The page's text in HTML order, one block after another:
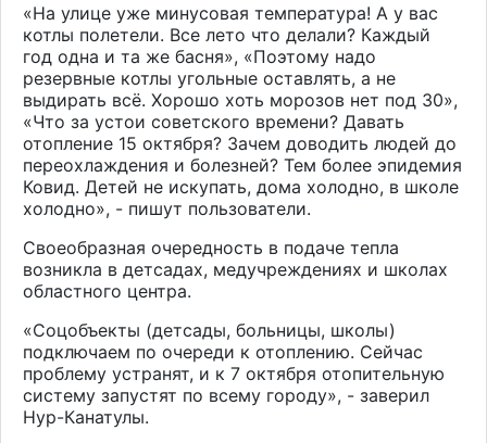
«На улице уже минусовая температура! А у вас
котлы полетели. Все лето что делали? Каждый
год одна и та же басня», «Поэтому надо
резервные котлы угольные оставлять, а не
выдирать всё. Хорошо хоть морозов нет под 30»,
«Что за устои советского времени? Давать
отопление 15 октября? Зачем доводить людей до
переохлаждения и болезней? Тем более эпидемия
Ковид. Детей не искупать, дома холодно, в школе
холодно», - пишут пользователи.
Своеобразная очередность в подаче тепла
возникла в детсадах, медучреждениях и школах
областного центра.
«Соцобъекты (детсады, больницы, школы)
подключаем по очереди к отоплению. Сейчас
проблему устранят, и к 7 октября отопительную
систему запустят по всему городу», - заверил
Нур-Канатулы.